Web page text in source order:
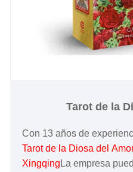
Tarot de la
Con 13 años de
Tarot de la Diosa del
Xingqing La empresa